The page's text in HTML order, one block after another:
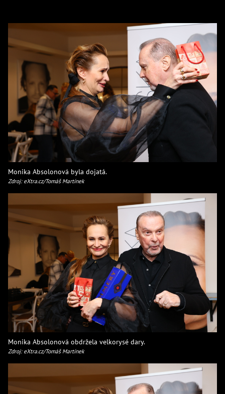
Monika Absolonová byla dojatá.
Zdroj: eXtra.cz/Tomáš Martínek
Monika Absolonová obdržela velkorysé dary.
Zdroj: eXtra.cz/Tomáš Martínek